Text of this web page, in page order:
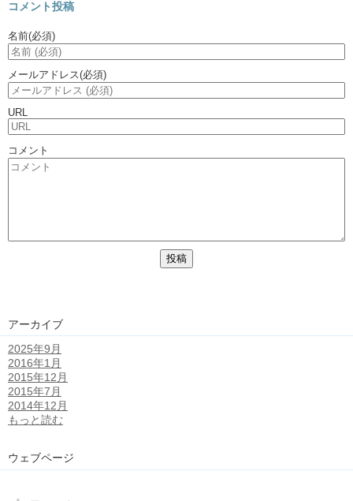
コメント投稿
名前(必須)
メールアドレス(必須)
URL
コメント
アーカイブ
2025年9月
2016年1月
2015年12月
2015年7月
2014年12月
もっと読む
ウェブページ